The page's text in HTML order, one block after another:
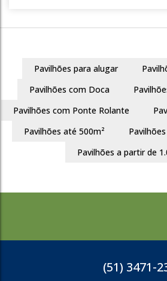
R$
Pavilhões para alugar
Pavilhões com Doca
Pavilhões com Ponte Rolante
Pavilhões até 500m²
Pavilhões a partir de
(51) 3471-